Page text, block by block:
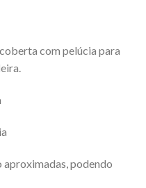
com pelúcia para
aproximadas, podendo